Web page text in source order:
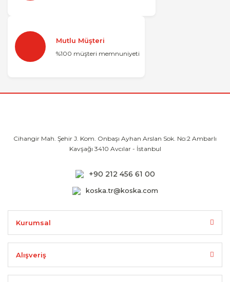
Mutlu Müşteri
%100 müşteri memnuniyeti
Cihangir Mah. Şehir J. Kom. Onbaşı Ayhan Arslan Sok. No:2 Ambarlı
Kavşağı 3410 Avcılar - İstanbul
+90 212 456 61 00
koska.tr@koska.com
Kurumsal
Alışveriş